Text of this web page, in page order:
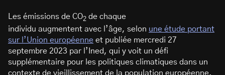
Les émissions de CO2 de chaque
individu augmentent avec l’âge, selon une étude portant
sur l’Union européenne et publiée mercredi 27
septembre 2023 par l’Ined, qui y voit un défi
supplémentaire pour les politiques climatiques dans un
contexte de vieillissement de la population européenne.